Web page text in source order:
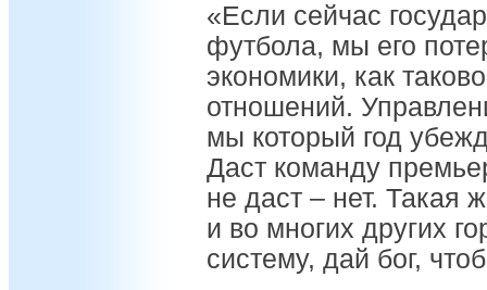
«Если сейчас
футбола, мы его
экономики, как
отношений.
мы который год
Даст команду
не даст – нет. Такая
и во многих других
систему, дай бог,